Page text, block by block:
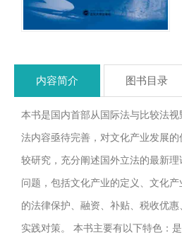
内容简介 图书目录
本书是国内首部从国际法与比较法
法内容亟待完善，对文化产业发展
较研究，充分阐述国外立法的最新
问题，包括文化产业的定义、文化
的法律保护、融资、补贴、税收优
实践对策。 本书主要有以下特色：